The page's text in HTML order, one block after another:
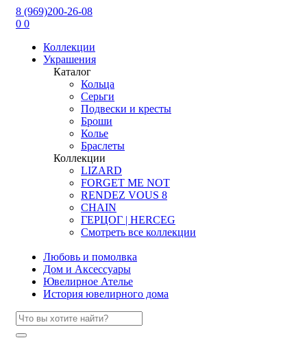
8 (969)200-26-08
0 0
Коллекции
Украшения
Каталог
Кольца
Серьги
Подвески и кресты
Броши
Колье
Браслеты
Коллекции
LIZARD
FORGET ME NOT
RENDEZ VOUS 8
CHAIN
ГЕРЦОГ | HERCEG
Смотреть все коллекции
Любовь и помолвка
Дом и Аксессуары
Ювелирное Ателье
История ювелирного дома